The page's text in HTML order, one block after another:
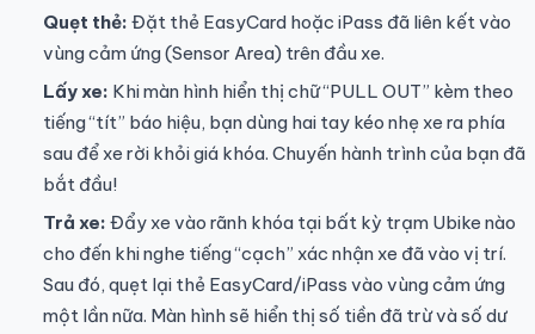
Quẹt thẻ: Đặt thẻ EasyCard hoặc iPass đã liên kết vào
vùng cảm ứng (Sensor Area) trên đầu xe.
Lấy xe: Khi màn hình hiển thị chữ “PULL OUT” kèm theo
tiếng “tít” báo hiệu, bạn dùng hai tay kéo nhẹ xe ra phía
sau để xe rời khỏi giá khóa. Chuyến hành trình của bạn đã
bắt đầu!
Trả xe: Đẩy xe vào rãnh khóa tại bất kỳ trạm Ubike nào
cho đến khi nghe tiếng “cạch” xác nhận xe đã vào vị trí.
Sau đó, quẹt lại thẻ EasyCard/iPass vào vùng cảm ứng
một lần nữa. Màn hình sẽ hiển thị số tiền đã trừ và số dư